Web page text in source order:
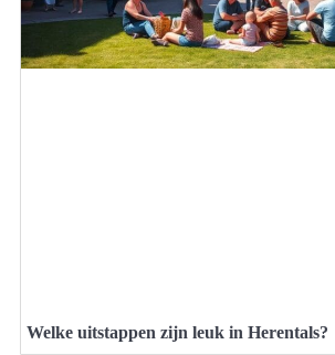
Welke uitstappen zijn leuk in Herentals?